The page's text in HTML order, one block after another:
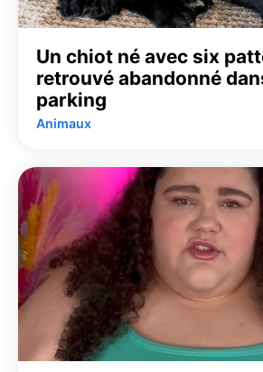
Un chiot né avec six
retrouvé abandonné
parking
Animaux